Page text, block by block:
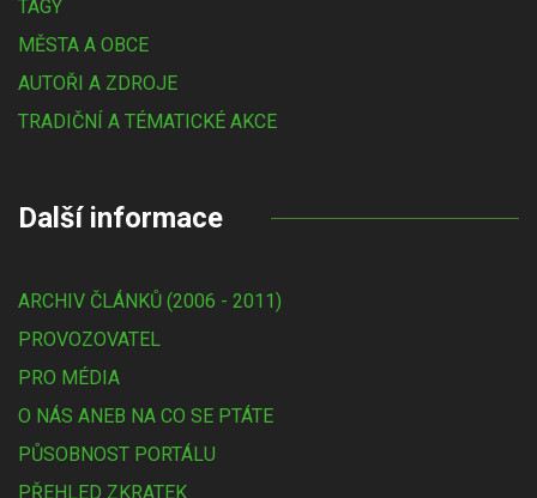
TAGY
MĚSTA A OBCE
AUTOŘI A ZDROJE
TRADIČNÍ A TÉMATICKÉ AKCE
Další informace
ARCHIV ČLÁNKŮ (2006 - 2011)
PROVOZOVATEL
PRO MÉDIA
O NÁS ANEB NA CO SE PTÁTE
PŮSOBNOST PORTÁLU
PŘEHLED ZKRATEK